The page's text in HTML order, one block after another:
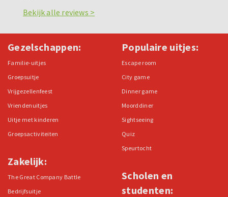
Bekijk alle reviews >
Gezelschappen:
Familie-uitjes
Groepsuitje
Vrijgezellenfeest
Vriendenuitjes
Uitje met kinderen
Groepsactiviteiten
Zakelijk:
The Great Company Battle
Bedrijfsuitje
Populaire uitjes:
Escape room
City game
Dinner game
Moorddiner
Sightseeing
Quiz
Speurtocht
Scholen en
studenten: